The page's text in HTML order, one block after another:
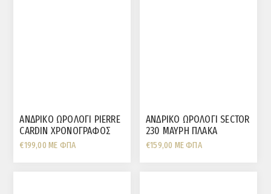
ΑΝΔΡΙΚΟ ΩΡΟΛΟΓΙ PIERRE
CARDIN ΧΡΟΝΟΓΡΑΦΟΣ
ΕΠΙΧΡΥΣΩΜΕΝΟ ΑΤΣΑΛΙ
€199,00 ΜΕ ΦΠΑ
ΑΝΔΡΙΚΟ ΩΡΟΛΟΓΙ SECTOR
230 ΜΑΥΡΗ ΠΛΑΚΑ
ΔΙΧΡΩΜΟ ΡΟΖ ΜΠΡΑΣΕΛΕ
€159,00 ΜΕ ΦΠΑ